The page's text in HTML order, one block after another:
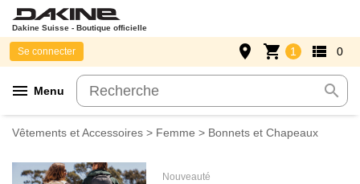
Dakine Suisse - Boutique officielle
menu Menu search
Se connecter place shopping_cart 1 view_list 0
Vêtements et Accessoires > Femme > Bonnets et Chapeaux
Nouveauté